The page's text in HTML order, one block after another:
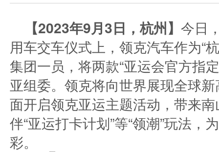
【2023年9月3日，杭州】 今日
用车交车仪式上，领克汽车作为“
集团一员，将两款“亚运会官方指
亚组委。领克将向世界展现全球
面开启领克亚运主题活动，带来
伴“亚运打卡计划”等“领潮”玩法
彩。